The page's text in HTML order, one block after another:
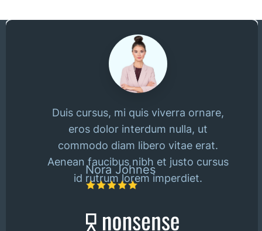
Duis cursus, mi quis viverra ornare,
eros dolor interdum nulla, ut
commodo diam libero vitae erat.
Aenean faucibus nibh et justo cursus
id rutrum lorem imperdiet.
Nora Johnes